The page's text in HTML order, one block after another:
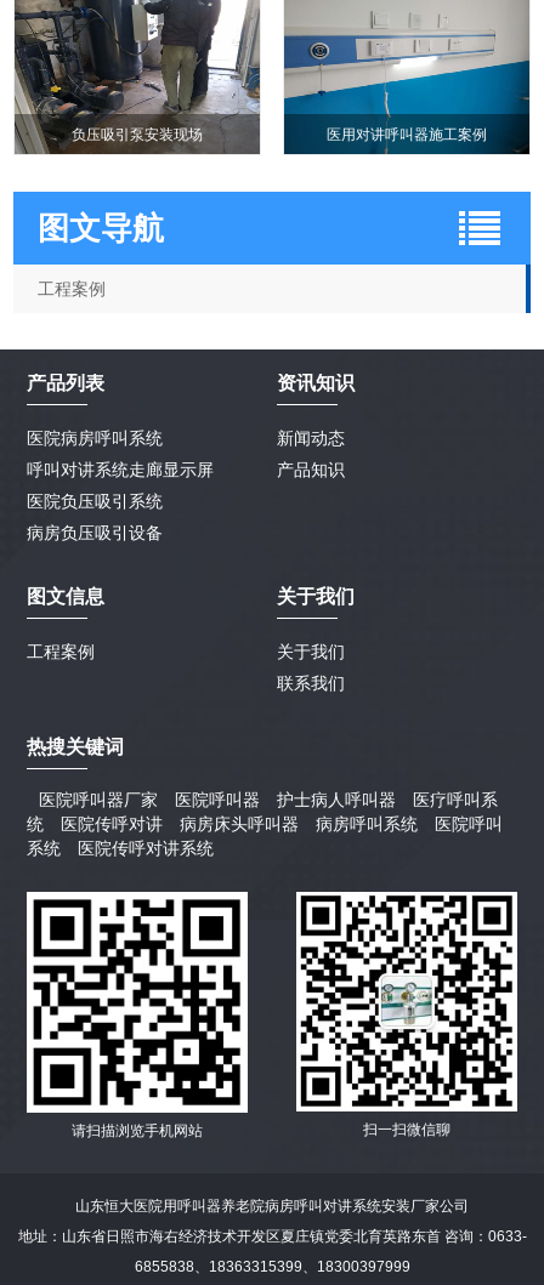
负压吸引泵安装现场 医用对讲呼叫器施工案例
图文导航
工程案例
产品列表
医院病房呼叫系统
呼叫对讲系统走廊显示屏
医院负压吸引系统
病房负压吸引设备
资讯知识
新闻动态
产品知识
图文信息
工程案例
关于我们
关于我们
联系我们
热搜关键词
医院呼叫器厂家 医院呼叫器 护士病人呼叫器
医疗呼叫系
统
医院传呼对讲 病房床头呼叫器 病房呼叫系统
医院呼叫
系统
医院传呼对讲系统
请扫描浏览手机网站 扫一扫微信聊
山东恒大医院用呼叫器养老院病房呼叫对讲系统安装厂家公司
地址：山东省日照市海右经济技术开发区夏庄镇党委北育英路东首 咨询：0633-
6855838、18363315399、18300397999